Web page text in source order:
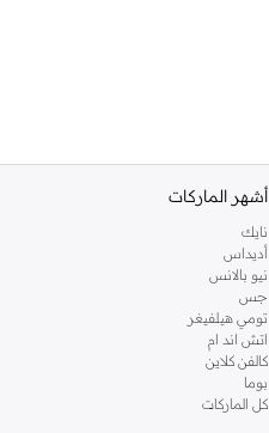
أشهر الماركات
نايك
أديداس
نيو بالانس
جس
تومي هيلفيغر
اتش اند ام
كالفن كلاين
بوما
كل الماركات